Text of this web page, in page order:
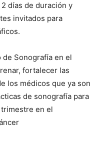
días de duración y
invitados para
Sonografía en el
fortalecer las
los médicos que ya son
de sonografía para
en el